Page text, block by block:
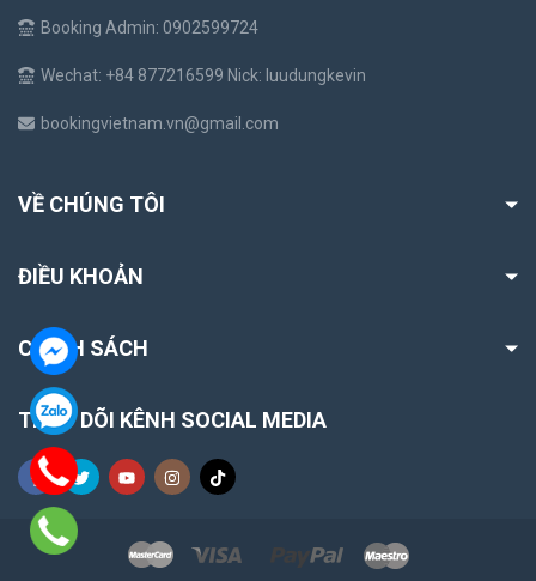
Booking Admin: 0902599724
Wechat: +84 877216599 Nick: luudungkevin
bookingvietnam.vn@gmail.com
VỀ CHÚNG TÔI
ĐIỀU KHOẢN
CHÍNH SÁCH
THEO DÕI KÊNH SOCIAL MEDIA